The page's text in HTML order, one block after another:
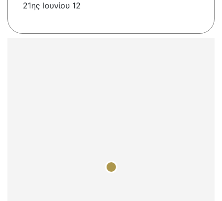
21ης Ιουνίου 12